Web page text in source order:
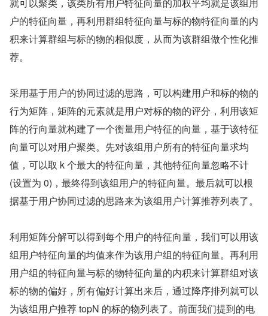
户的特征向量，再利用群组特征向量与标的物特征向量的内
积来计算群组与标的物的相似度，从而为该群组做个性化推
荐。
采用基于用户的协同过滤的思路，可以构建用户和标的物的
行为矩阵，矩阵的元素就是用户对标的物的评分，利用该矩
阵的行向量就构建了一个衡量用户特征的向量，基于该特征
向量可以对用户聚类。先对该组用户所有的特征向量求均
值，可以取 k 个最大的特征向量，其他特征向量忽略不计
(设置为 0)，最终得到该组用户的特征向量。最后就可以根
据基于用户协同过滤的思路来为该组用户计算推荐列表了。
利用矩阵分解可以得到每个用户的特征向量，我们可以用该
组用户特征向量的均值来作为该用户组的特征向量。再利用
用户组的特征向量与标的物特征向量的内积来计算群组对该
标的物的偏好，所有偏好计算出来后，通过降序排列就可以
为该组用户推荐 topN 的标的物列表了。前面我们提到的电